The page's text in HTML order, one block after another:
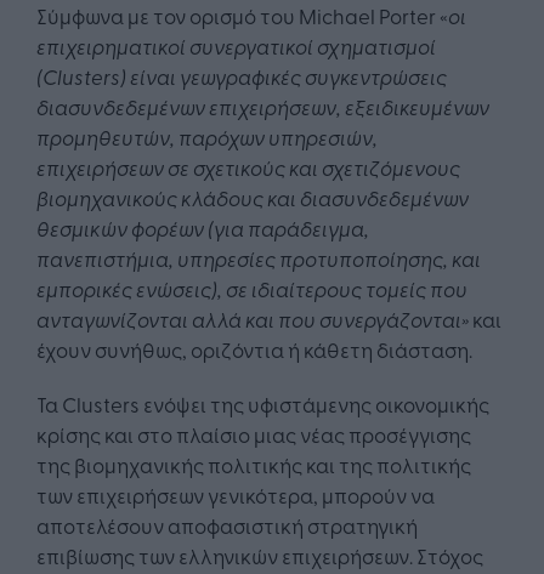
Σύμφωνα με τον ορισμό του Michael Porter «οι
επιχειρηματικοί συνεργατικοί σχηματισμοί
(Clusters) είναι γεωγραφικές συγκεντρώσεις
διασυνδεδεμένων επιχειρήσεων, εξειδικευμένων
προμηθευτών, παρόχων υπηρεσιών,
επιχειρήσεων σε σχετικούς και σχετιζόμενους
βιομηχανικούς κλάδους και διασυνδεδεμένων
θεσμικών φορέων (για παράδειγμα,
πανεπιστήμια, υπηρεσίες προτυποποίησης, και
εμπορικές ενώσεις), σε ιδιαίτερους τομείς που
ανταγωνίζονται αλλά και που συνεργάζονται»και
έχουν συνήθως, οριζόντια ή κάθετη διάσταση.
Τα Clusters ενόψει της υφιστάμενης οικονομικής
κρίσης και στο πλαίσιο μιας νέας προσέγγισης
της βιομηχανικής πολιτικής και της πολιτικής
των επιχειρήσεων γενικότερα, μπορούν να
αποτελέσουν αποφασιστική στρατηγική
επιβίωσης των ελληνικών επιχειρήσεων. Στόχος